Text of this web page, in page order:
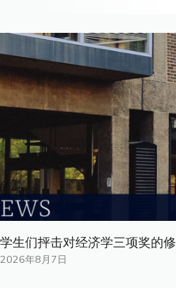
学生们抨击对经济学三项奖的
2026年8月7日